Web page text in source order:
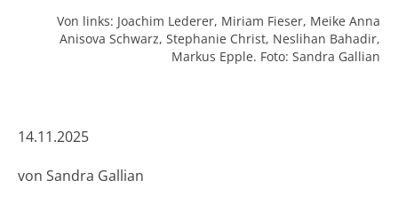
Von links: Joachim Lederer, Miriam Fieser, Meike Anna
Anisova Schwarz, Stephanie Christ, Neslihan Bahadir,
Markus Epple. Foto: Sandra Gallian
14.11.2025
von Sandra Gallian